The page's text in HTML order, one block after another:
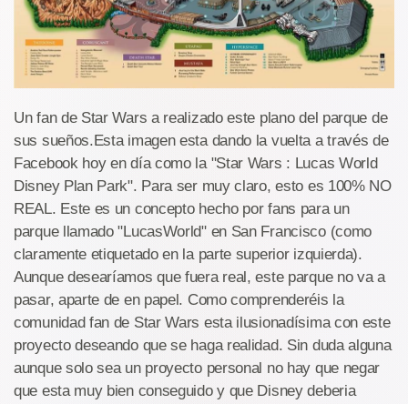
Un fan de Star Wars a realizado este plano del parque de
sus sueños.Esta imagen esta dando la vuelta a través de
Facebook hoy en día como la "Star Wars : Lucas World
Disney Plan Park". Para ser muy claro, esto es 100% NO
REAL. Este es un concepto hecho por fans para un
parque llamado "LucasWorld" en San Francisco (como
claramente etiquetado en la parte superior izquierda).
Aunque desearíamos que fuera real, este parque no va a
pasar, aparte de en papel. Como comprenderéis la
comunidad fan de Star Wars esta ilusionadísima con este
proyecto deseando que se haga realidad. Sin duda alguna
aunque solo sea un proyecto personal no hay que negar
que esta muy bien conseguido y que Disney deberia